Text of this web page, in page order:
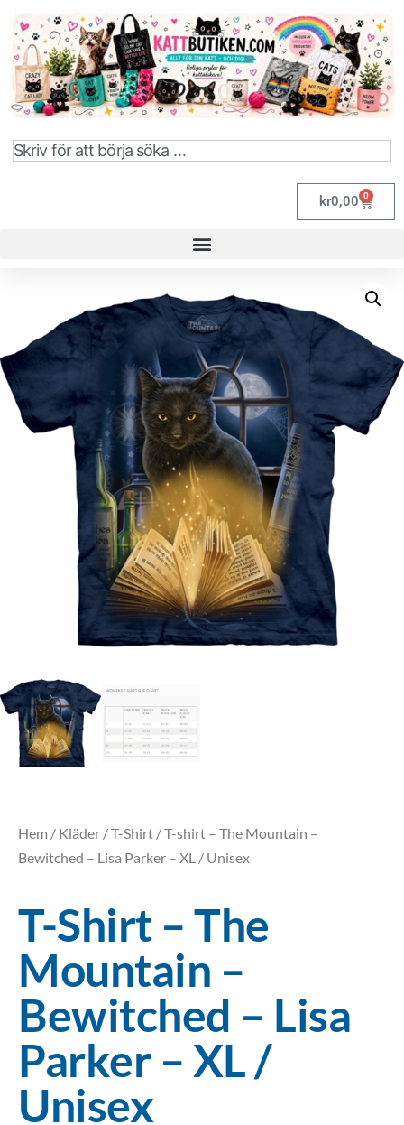
kr0,00 0
Hem / Kläder /T-Shirt / T-shirt – The Mountain –
Bewitched – Lisa Parker – XL / Unisex
T-Shirt – The
Mountain –
Bewitched – Lisa
Parker – XL /
Unisex